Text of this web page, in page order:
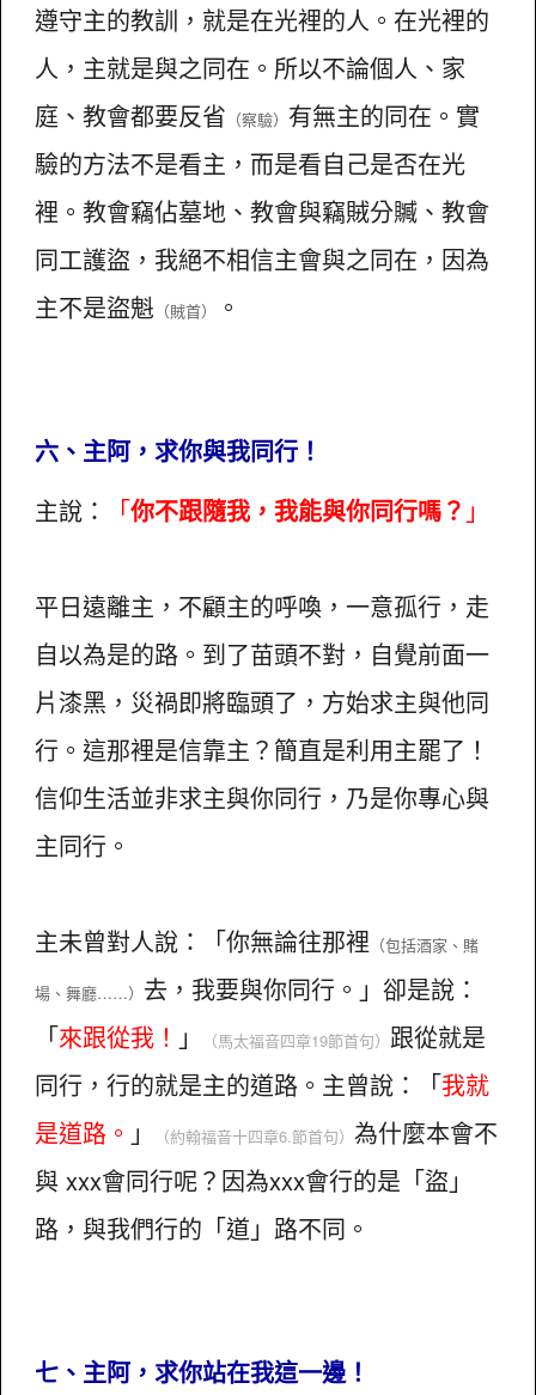
遵守主的教訓，就是在光裡的人。在光裡的
人，主就是與之同在。所以不論個人、家
庭、教會都要反省 （察驗） 有無主的同在。實
驗的方法不是看主，而是看自己是否在光
裡。教會竊佔墓地、教會與竊賊分贓、教會
同工護盜，我絕不相信主會與之同在，因為
主不是盜魁 （賊首） 。
六、主阿，求你與我同行！
主說：
「你不跟隨我，我能與你同行嗎？ 」
平日遠離主，不顧主的呼喚，一意孤行，走
自以為是的路。到了苗頭不對，自覺前面一
片漆黑，災禍即將臨頭了，方始求主與他同
行。這那裡是信靠主？簡直是利用主罷了！
信仰生活並非求主與你同行，乃是你專心與
主同行。
主未曾對人說：「你無論往那裡 （包括酒家、賭
場、舞廳……） 去，我要與你同行。」卻是說：
「來跟從我！ 」 （馬太福音四章19節首句）跟從就是
同行，行的就是主的道路。主曾說：「我就
是道路。 」 （約翰福音十四章6.節首句）為什麼本會不
與 xxx會同行呢？因為xxx會行的是「盜」
路，與我們行的「道」路不同。
七、主阿，求你站在我這一邊！